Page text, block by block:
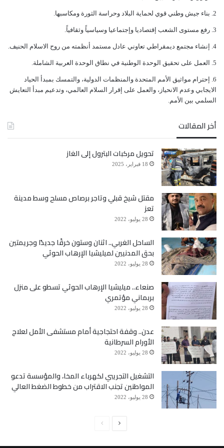
والديمغرافيا).
الدكتور محمد عبدالجبار سلام صنعاء
ﺑﻨﺎﺀ ﺟﻴﺶ ﻭﻃﻨﻲ ﻗﻮﻱ ﻟﺤﻤﺎﻳﺔ ﺍﻟﺒﻼﺩ ﻭﺣﺮﺍﺳﺔ ﺍﻟﺜﻮﺭﺓ ﻭﻣﻜﺎﺳﺒﻬﺎ.
ﺭﻓﻊ ﻣﺴﺘﻮﻯ ﺍﻟﺸﻌﺐ ﺇﻗﺘﺼﺎﺩﻳﺎ ﻭﺇﺟﺘﻤﺎﻋﻴﺎ ﻭﺳﻴﺎﺳﻴﺎً ﻭﺛﻘﺎﻓﻴﺎً.
ﺇﻧﺸﺎﺀ ﻣﺠﺘﻤﻊ ﺩﻳﻤﻘﺮﺍﻃﻲ ﺗﻌﺎﻭﻧﻲ ﻋﺎﺩﻝ ﻣﺴﺘﻤﺪ ﺃﻧﻈﻤﺘﻪ ﻣﻦ ﺭﻭﺡ ﺍﻻﺳﻼﻡ ﺍﻟﺤﻨﻴﻒ.
ﺍﻟﻌﻤﻞ ﻋﻠﻰ ﺗﺤﻘﻴﻖ ﺍﻟﻮﺣﺪﺓ ﺍﻟﻮﻃﻨﻴﺔ ﻓﻲ ﻧﻄﺎﻕ ﺍﻟﻮﺣﺪﺓ ﺍﻟﻌﺮﺑﻴﺔ ﺍﻟﺸﺎﻣﻠﺔ.
ﺇﺣﺘﺮﺍﻡ ﻣﻮﺍﺛﻴﻖ الأﻣﻢ ﺍﻟﻤﺘﺤﺪﺓ ﻭﺍﻟﻤﻨﻈﻤﺎﺕ ﺍﻟﺪﻭﻟﻴﺔ، ﻭﺍﻟﺘﻤﺴﻚ ﺑﻤﺒﺪﺃ ﺍﻟﺤﻴﺎﺩ
ﺍﻻﻳﺠﺎﺑﻲ ﻭﻋﺪﻡ ﺍﻻﻧﺤﻴﺎﺯ، ﻭﺍﻟﻌﻤﻞ ﻋﻠﻰ ﺇﻗﺮﺍﺭ ﺍﻟﺴﻼﻡ ﺍﻟﻌﺎﻟﻤﻲ، ﻭﺗﺪﻋﻴﻢ ﻣﺒﺪﺃ ﺍﻟﺘﻌﺎﻳﺶ
ﺍﻟﺴﻠﻤﻲ ﺑﻴﻦ ﺍﻷﻣﻢ.
أخر المقالات
تحويل مركبات البترول إلى الغاز
18 فبراير، 2025
مقتل شيخ قبلي وتاجر برصاص مسلح وسط مدينة
تعز
28 يوليو، 2022
الساحل الغربي.. اثنان وستون خرقًا جديدًا وجريمتين
بحق المدنيين لميليشيا الإرهاب الحوثي
28 يوليو، 2022
صنعاء.. ميليشيا الإرهاب الحوثي تسطو على منزل
بربماني مؤتمري
28 يوليو، 2022
عدن.. وقفة احتجاجية أمام مستشفى الأمل لعلاج
الأورام السرطانية
28 يوليو، 2022
التشغيل التجريبي لكهرباء المخا، والمؤسسة تدعو
المواطنين تجنب الاقتراب من خطوط الضغط العالي
28 يوليو، 2022
الصفحةالصفحة